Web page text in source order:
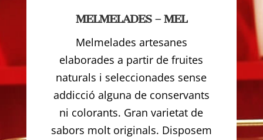
MELMELADES – MEL
Melmelades artesanes
elaborades a partir de fruites
naturals i seleccionades sense
addicció alguna de conservants
ni colorants. Gran varietat de
sabors molt originals. Disposem